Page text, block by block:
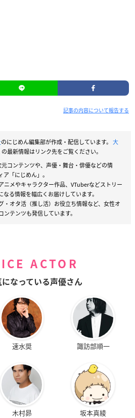
記事の内容について報告する
のにじめん編集部が作成・配信しています。 大
の最新情報はリンク先をご覧ください。
コンテンツや、声優・舞台・俳優などの情
「にじめん」。
ニメやキャラクター作品、VTuberなどストリー
る情報を幅広くお届けしています。
・オタ活（推し活）お役立ち情報など、女性オ
テンツも発信しています。
ACTOR
なっている声優さん
速水奨 諏訪部順一
木村昴 坂本真綾